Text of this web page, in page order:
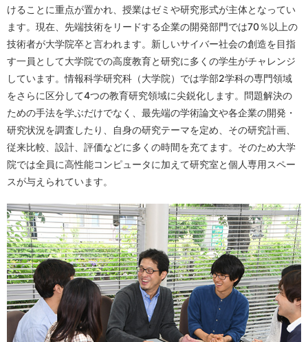
けることに重点が置かれ、授業はゼミや研究形式が主体となってい
ます。現在、先端技術をリードする企業の開発部門では70％以上の
技術者が大学院卒と言われます。新しいサイバー社会の創造を目指
す一員として大学院での高度教育と研究に多くの学生がチャレンジ
しています。情報科学研究科（大学院）では学部2学科の専門領域
をさらに区分して4つの教育研究領域に尖鋭化します。問題解決の
ための手法を学ぶだけでなく、最先端の学術論文や各企業の開発・
研究状況を調査したり、自身の研究テーマを定め、その研究計画、
従来比較、設計、評価などに多くの時間を充てます。そのため大学
院では全員に高性能コンピュータに加えて研究室と個人専用スペー
スが与えられています。